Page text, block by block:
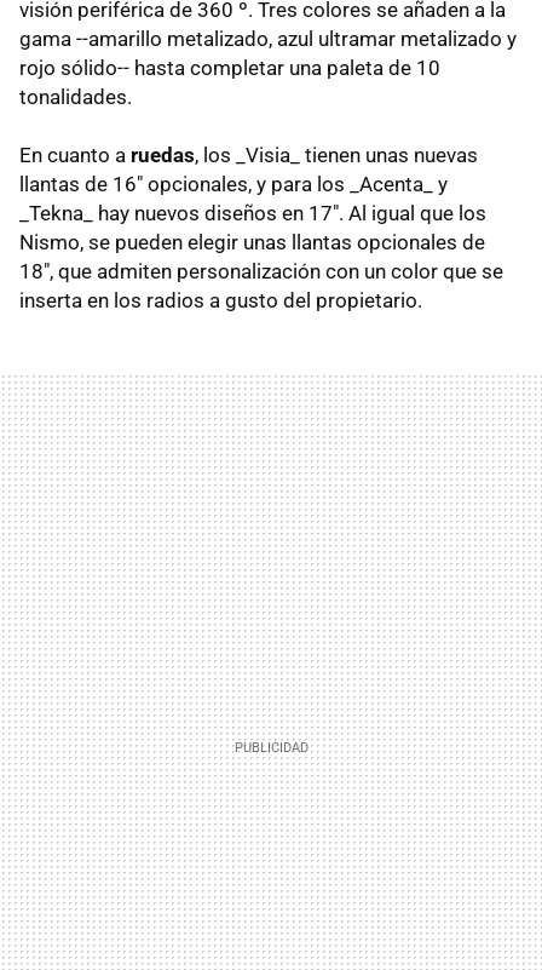
visión periférica de 360 º. Tres colores se añaden a la
gama --amarillo metalizado, azul ultramar metalizado y
rojo sólido-- hasta completar una paleta de 10
tonalidades.
En cuanto a ruedas, los _Visia_ tienen unas nuevas
llantas de 16" opcionales, y para los _Acenta_ y
_Tekna_ hay nuevos diseños en 17". Al igual que los
Nismo, se pueden elegir unas llantas opcionales de
18", que admiten personalización con un color que se
inserta en los radios a gusto del propietario.